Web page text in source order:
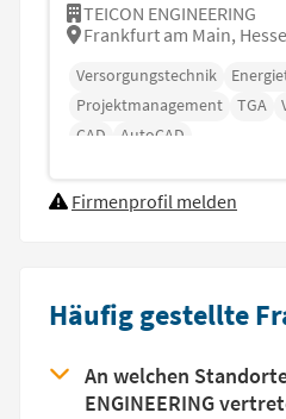
TEICON ENGINEERING
Frankfurt am Main,
Versorgungstechnik
Projektmanagement
TGA
CAD
AutoCAD
Firmenprofil melden
Häufig gestellte
An welchen
ENGINEERING